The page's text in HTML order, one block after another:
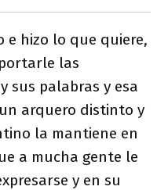
e hizo lo que quiere,
las
sus palabras y esa
arquero distinto y
la mantiene en
a mucha gente le
y en su